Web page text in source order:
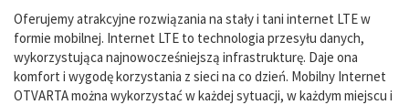
Oferujemy atrakcyjne rozwiązania na stały i tani internet LTE w
formie mobilnej. Internet LTE to technologia przesyłu danych,
wykorzystująca najnowocześniejszą infrastrukturę. Daje ona
komfort i wygodę korzystania z sieci na co dzień. Mobilny Internet
OTVARTA można wykorzystać w każdej sytuacji, w każdym miejscu i